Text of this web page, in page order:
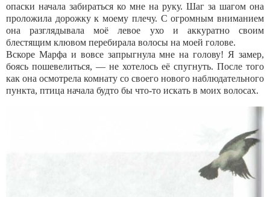
опаски начала забираться ко мне на руку. Шаг за шагом она
проложила дорожку к моему плечу. С огромным вниманием
она разглядывала моё левое ухо и аккуратно своим
блестящим клювом перебирала волосы на моей голове.
Вскоре Марфа и вовсе запрыгнула мне на голову! Я замер,
боясь пошевелиться, — не хотелось её спугнуть. После того
как она осмотрела комнату со своего нового наблюдательного
пункта, птица начала будто бы что-то искать в моих волосах.